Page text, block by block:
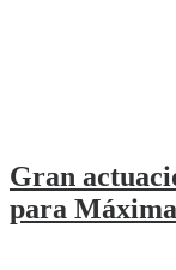
Gran
para